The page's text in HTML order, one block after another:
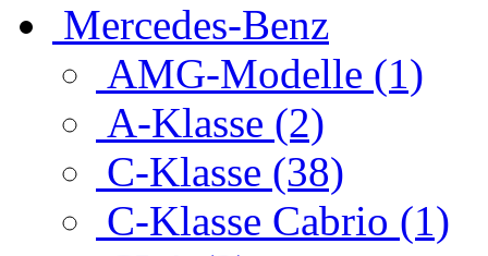
Mercedes-Benz
AMG-Modelle (1)
A-Klasse (2)
C-Klasse (38)
C-Klasse Cabrio (1)